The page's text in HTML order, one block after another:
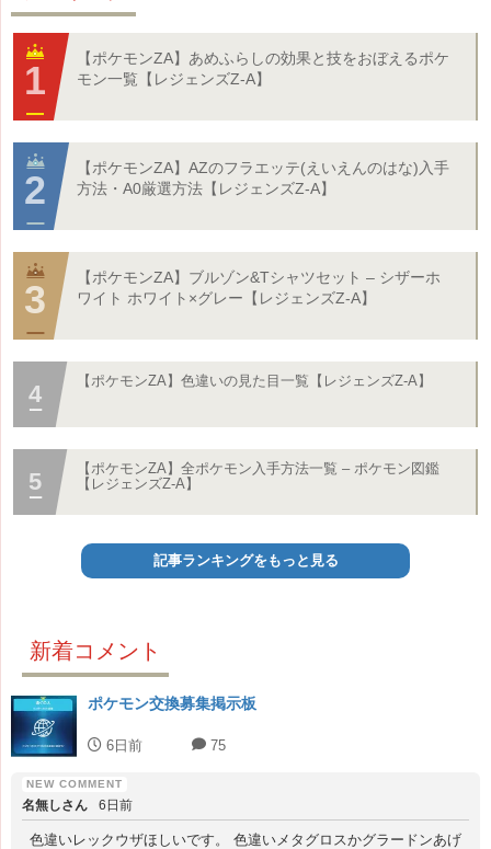
【ポケモンZA】あめふらしの効果と技をおぼえるポケ
モン一覧【レジェンズZ-A】
【ポケモンZA】AZのフラエッテ(えいえんのはな)入手
方法・A0厳選方法【レジェンズZ-A】
【ポケモンZA】ブルゾン&Tシャツセット – シザーホ
ワイト ホワイト×グレー【レジェンズZ-A】
【ポケモンZA】色違いの見た目一覧【レジェンズZ-A】
【ポケモンZA】全ポケモン入手方法一覧 – ポケモン図鑑
【レジェンズZ-A】
記事ランキングをもっと見る
新着コメント
ポケモン交換募集掲示板
6日前 75
名無しさん 6日前
色違いレックウザほしいです。 色違いメタグロスかグラードンあげ